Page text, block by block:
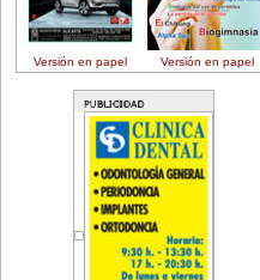
Versión en papel Versión en papel